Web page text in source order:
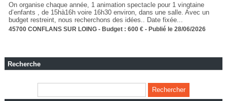
On organise chaque année, 1 animation spectacle pour 1 vingtaine
d’enfants , de 15hà16h voire 16h30 environ, dans une salle. Avec un
budget restreint, nous recherchons des idées.. Date fixée...
45700 CONFLANS SUR LOING - Budget : 600 € - Publié le 28/06/2026
Recherche